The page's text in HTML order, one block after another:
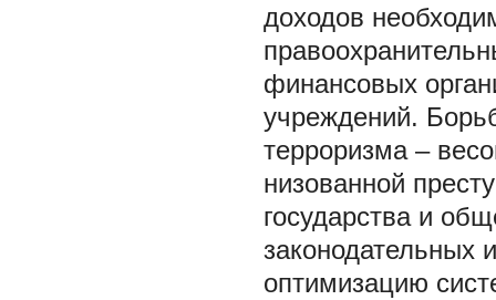
доходов
финансовых
учреждений.
терроризма –
низованной
государства и
законодательных
оптимизацию